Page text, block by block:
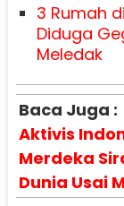
3 Rumah
Diduga
Meledak
Baca Juga :
Aktivis
Merdeka
Dunia Usai